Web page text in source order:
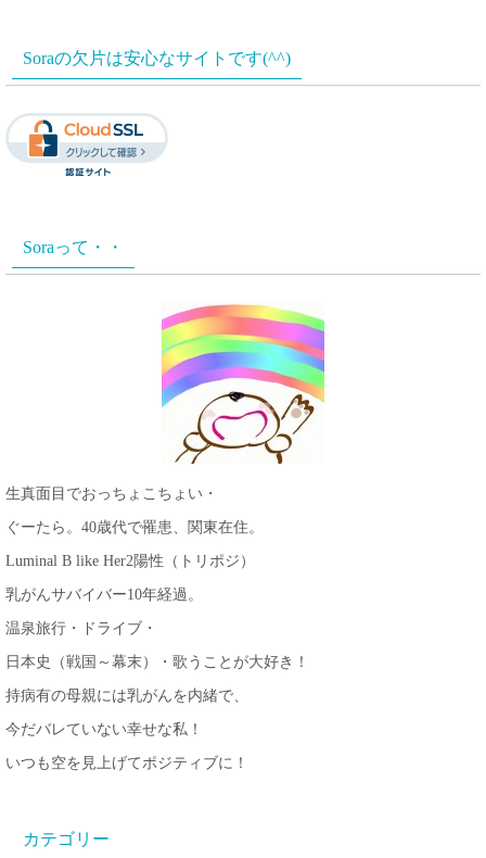
Soraの欠片は安心なサイトです(^^)
Soraって・・
生真面目でおっちょこちょい・
ぐーたら。40歳代で罹患、関東在住。
Luminal B like Her2陽性（トリポジ）
乳がんサバイバー10年経過。
温泉旅行・ドライブ・
日本史（戦国～幕末）・歌うことが大好き！
持病有の母親には乳がんを内緒で、
今だバレていない幸せな私！
いつも空を見上げてポジティブに！
カテゴリー